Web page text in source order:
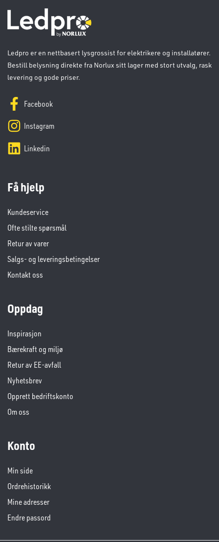
Ledpro er en nettbasert lysgrossist for elektrikere og installatører.
Bestill belysning direkte fra Norlux sitt lager med stort utvalg, rask
levering og gode priser.
Facebook
Instagram
Linkedin
Få hjelp
Kundeservice
Ofte stilte spørsmål
Retur av varer
Salgs- og leveringsbetingelser
Kontakt oss
Oppdag
Inspirasjon
Bærekraft og miljø
Retur av EE-avfall
Nyhetsbrev
Opprett bedriftskonto
Om oss
Konto
Min side
Ordrehistorikk
Mine adresser
Endre passord